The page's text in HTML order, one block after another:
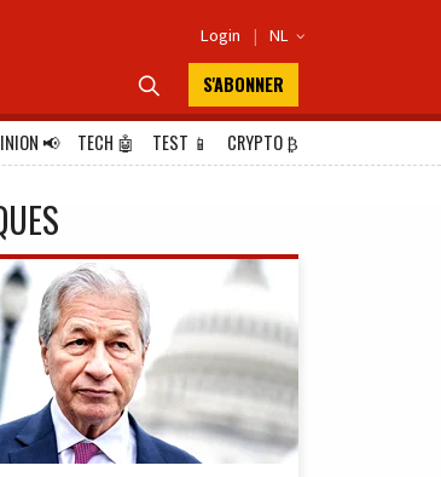
Login | NL 
 S'ABONNER
📢 TECH 🤖 TEST 📱 CRYPTO₿